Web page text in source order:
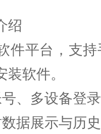
绍
平台，支持
软件。
、多设备登录
展示与历史